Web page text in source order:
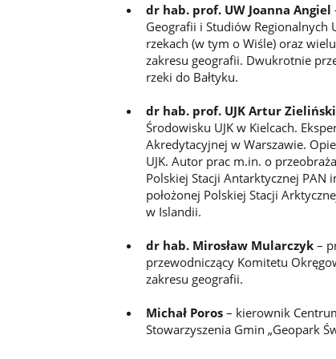
dr hab. prof. UW Joanna Angiel
Geografii i Studiów Regionalnych
rzekach (w tym o Wiśle) oraz
zakresu geografii. Dwukrotnie
rzeki do Bałtyku.
dr hab. prof. UJK Artur Zieliński
Środowisku UJK w Kielcach.
Akredytacyjnej w Warszawie.
UJK. Autor prac m.in. o
Polskiej Stacji Antarktycznej PAN
położonej Polskiej Stacji
w Islandii.
dr hab. Mirosław Mularczyk–
przewodniczący Komitetu
zakresu geografii.
Michał Poros– kierownik
Stowarzyszenia Gmin „Geopark